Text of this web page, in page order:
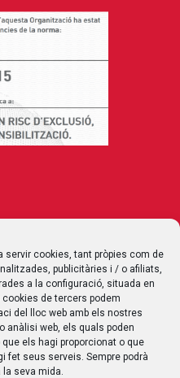
servir cookies, tant pròpies com de
publicitàries i / o afiliats,
a la configuració, situada en
de tercers podem
del lloc web amb els nostres
anàlisi web, els quals poden
els hagi proporcionat o que
fet seus serveis. Sempre podrà
seva mida.